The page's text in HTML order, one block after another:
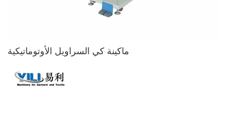
ماكينة كي السراويل الأوتوماتيكية